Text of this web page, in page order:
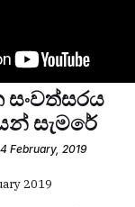
සංවත්සරය
සැමරේ
February, 2019
2019